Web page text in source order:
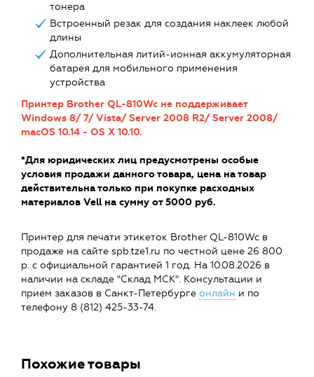
тонера
Встроенный резак для создания наклеек любой
длины
Дополнительная литий-ионная аккумуляторная
батарея для мобильного применения
устройства
Принтер Brother QL-810Wc не поддерживает
Windows 8/ 7/ Vista/ Server 2008 R2/ Server 2008/
macOS 10.14 - OS X 10.10.
*Для юридических лиц предусмотрены особые
условия продажи данного товара, цена на товар
действительна только при покупке расходных
материалов Vell на сумму от 5000 руб.
Принтер для печати этикеток Brother QL-810Wc в
продаже на сайте spb.tze1.ru по честной цене 26 800
р. с официальной гарантией 1 год. На 10.08.2026 в
наличии на складе "Склад МСК". Консультации и
прием заказов в Санкт-Петербурге онлайн и по
телефону 8 (812) 425-33-74.
Похожие товары